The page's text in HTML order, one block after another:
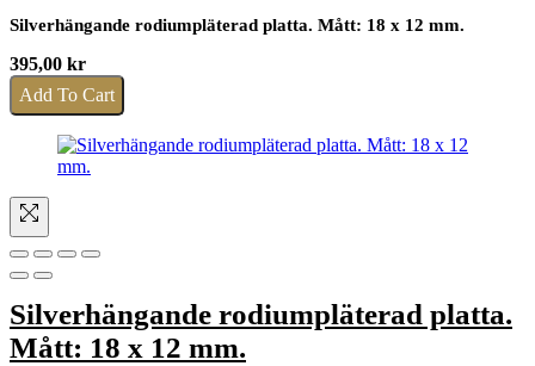
Silverhängande rodiumpläterad platta. Mått: 18 x 12 mm.
395,00 kr
Add To Cart
Silverhängande rodiumpläterad platta.
Mått: 18 x 12 mm.